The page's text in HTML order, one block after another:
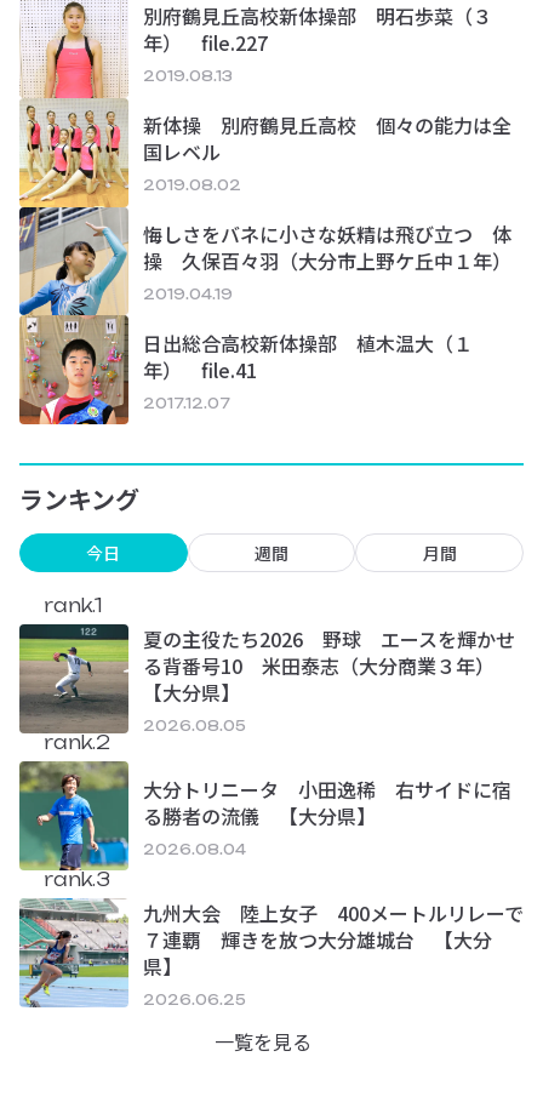
別府鶴見丘高校新体操部 明石歩菜（３
年） file.227
2019.08.13
新体操 別府鶴見丘高校 個々の能力は全
国レベル
2019.08.02
悔しさをバネに小さな妖精は飛び立つ 体
操 久保百々羽（大分市上野ケ丘中１年）
2019.04.19
日出総合高校新体操部 植木温大（１
年） file.41
2017.12.07
ランキング
今日 週間 月間
rank.1
夏の主役たち2026 野球 エースを輝かせ
る背番号10 米田泰志（大分商業３年）
【大分県】
2026.08.05
rank.2
大分トリニータ 小田逸稀 右サイドに宿
る勝者の流儀 【大分県】
2026.08.04
rank.3
九州大会 陸上女子 400メートルリレーで
７連覇 輝きを放つ大分雄城台 【大分
県】
2026.06.25
一覧を見る